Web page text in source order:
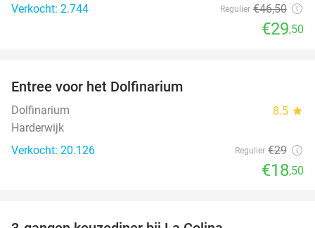
Verkocht: 2.744
Regulier €46,50
€29,50
Entree voor het Dolfinarium
Dolfinarium 8.5 star
Harderwijk
Verkocht: 20.126
Regulier €29
€18,50